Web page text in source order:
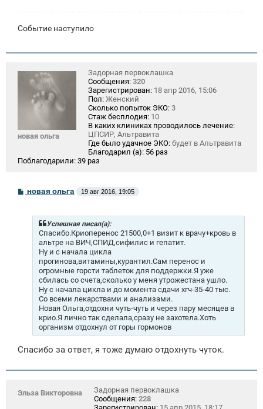
Событие наступило
новая ольга
Задорная первоклашка
Сообщения: 320
Зарегистрирован: 18 апр 2016, 15:06
Пол: Женский
Сколько попыток ЭКО: 3
Стаж бесплодия: 10
В каких клиниках проводилось лечение:
ЦПСИР, Альтравита
Где было удачное ЭКО: будет в Альтравита
Благодарил (а): 56 раз
Поблагодарили: 39 раз
Сновая ольга 19 авг 2016, 19:05
Успешная писал(а):
Спасибо.Криоперенос 21500,0+1 визит к врачу+кровь в
альтре на ВИЧ,СПИД,сифилис и гепатит.
Ну и с начала цикла
прогинова,витамины,курантил.Сам перенос и
огромные горсти таблеток для поддержки.Я уже
сбилась со счета,сколько у меня утрожестана ушло.
Ну с начала цикла и до момента сдачи хгч-35-40 тыс.
Со всеми лекарствами и анализами.
Новая Ольга,отдохни чуть-чуть и через пару месяцев в
крио.Я лично так сделала,сразу не захотела.Хоть
организм отдохнул от горы гормонов
Спасибо за ответ, я тоже думаю отдохнуть чуток.
Эльза Викторовна
Задорная первоклашка
Сообщения: 228